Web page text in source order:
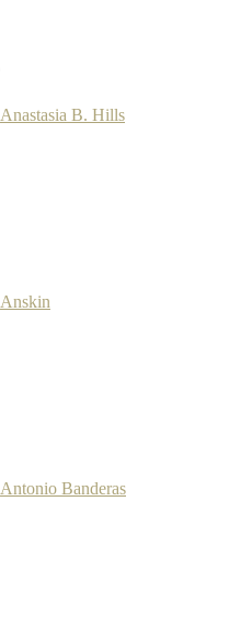
Anastasia B. Hills
Anskin
Antonio Banderas